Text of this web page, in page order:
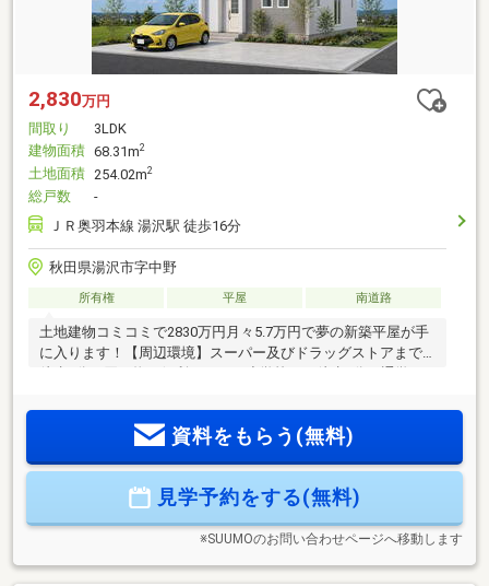
2,830万円
間取り
3LDK
建物面積 68.31m2
土地面積 254.02m2
総戸数
-
ＪＲ奥羽本線 湯沢駅 徒歩16分
秋田県湯沢市字中野
所有権 平屋 南道路
土地建物コミコミで2830万円月々5.7万円で夢の新築平屋が手
に入ります！【周辺環境】スーパー及びドラッグストアまで
資料をもらう(無料)
見学予約をする(無料)
※SUUMOのお問い合わせページへ移動します